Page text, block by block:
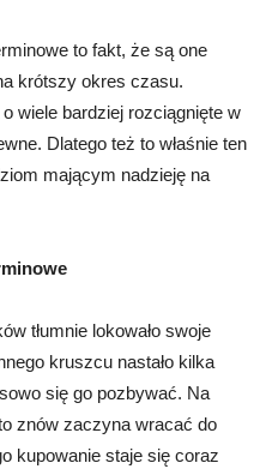
to fakt, że są one
krótszy okres czasu.
wiele bardziej rozciągnięte w
Dlatego też to właśnie ten
mającym nadzieję na
tłumnie lokowało swoje
kruszcu nastało kilka
się go pozbywać. Na
znów zaczyna wracać do
kupowanie staje się coraz